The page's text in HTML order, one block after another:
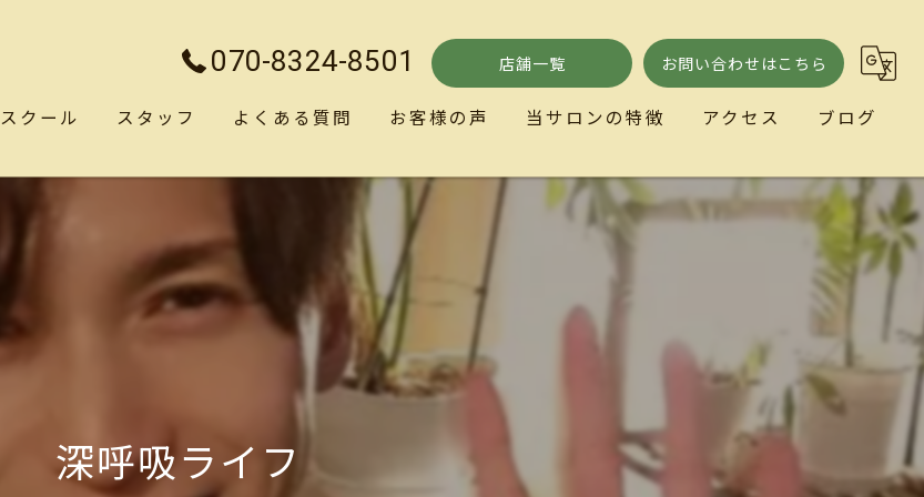
070-8324-8501 店舗一覧 お問い合わせはこちら
スクール スタッフ よくある質問 お客様の声 当サロンの特徴 アクセス
ととのい処とまり木
ブログ
深呼吸ライフ